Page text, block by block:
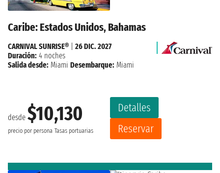
Caribe: Estados Unidos, Bahamas
desde $10,130
precio por persona Tasas portuarias
Detalles
Reservar
CARNIVAL SUNRISE®
26 DIC. 2027
Duración: 4 noches
Salida desde: Miami Desembarque: Miami